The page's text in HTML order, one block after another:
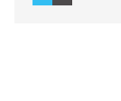
malby a
rovněž
písmo ve